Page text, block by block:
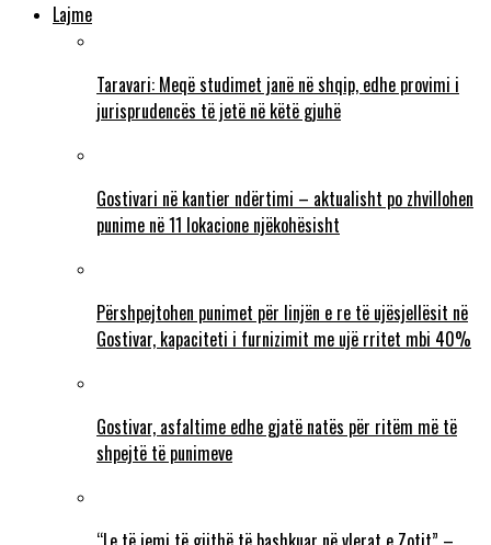
Lajme
Taravari: Meqë studimet janë në shqip, edhe provimi i
jurisprudencës të jetë në këtë gjuhë
Gostivari në kantier ndërtimi – aktualisht po zhvillohen
punime në 11 lokacione njëkohësisht
Përshpejtohen punimet për linjën e re të ujësjellësit në
Gostivar, kapaciteti i furnizimit me ujë rritet mbi 40%
Gostivar, asfaltime edhe gjatë natës për ritëm më të
shpejtë të punimeve